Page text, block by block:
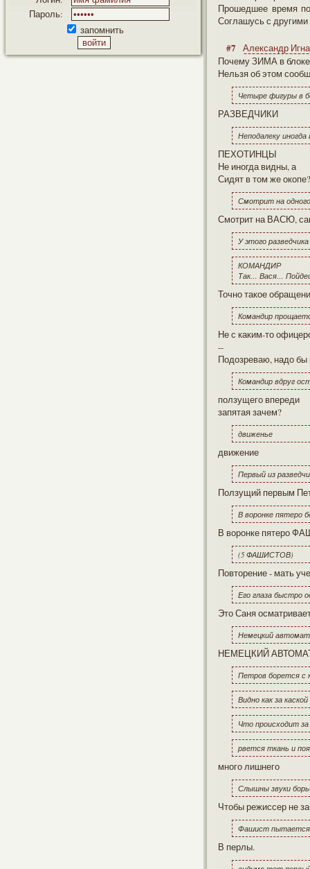
Пароль:
запомнить
Прошедшее время
Соглашусь с
#7
Александр
Почему ЗИМА в
Нельзя об этом
Четыре фигуры в
РАЗВЕДЧИКИ
Неподалеку
ПЕХОТИНЦЫ
Не иногда видны, а
Сидят в том же
Смотрит на
Смотрит на ВАСЮ,
У этого
КОМАНДИР
Так… Вася…
Точно такое
Командир
Не с каким-то
--
Подозреваю, надо бы
Командир вдруг
ползущего впереди
запятая зачем?
движенье
движение
Первый из
Ползущий первым
В воронке пятеро
В воронке пятеро
(5 ФАШИСТОВ)
Повторение - мать
Его глаза быстро
Это Саня
Немецкий
НЕМЕЦКИЙ АВТОМАТ
Петров борется с
Видно как за
Что происходит за
рвется ткань и
много лишнего
Слышны звуки
Чтобы режиссер не
Фашист пытается
В перлы.